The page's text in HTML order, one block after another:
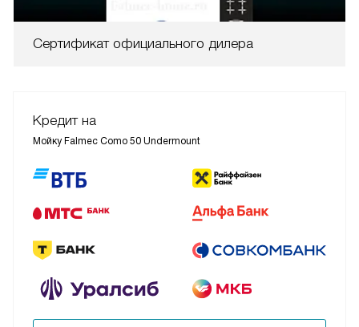
Сертификат официального дилера
Кредит на
Мойку Falmec Como 50 Undermount